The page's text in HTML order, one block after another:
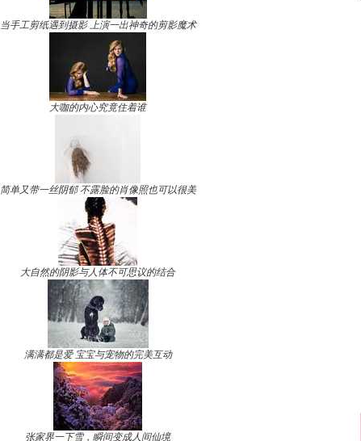
当手工剪纸遇到摄影 上演一出神奇的剪影魔术
大咖的内心究竟住着谁
简单又带一丝阴郁 不露脸的肖像照也可以很美
大自然的阴影与人体不可思议的结合
满满都是爱 宝宝与宠物的完美互动
张家界一下雪，瞬间变成人间仙境